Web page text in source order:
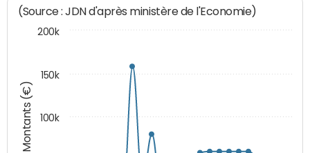
Montants (€)
(Source : JDN d'après ministère de l'Economie)
100k
150k
200k